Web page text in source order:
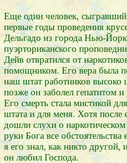
Еще один человек,
первые годы проведения
Дельгадо из города Нью-
пуэрториканского
Дейв отвратился от
помощником. Его вера была
наш штат работников высоко
позже он заболел гепатитом
Его смерть стала мистикой
штата и для меня. Хотя после
дошли слухи о
руки Бога все обстоятельства
я его знал, как никто другой,
он любил Господа.